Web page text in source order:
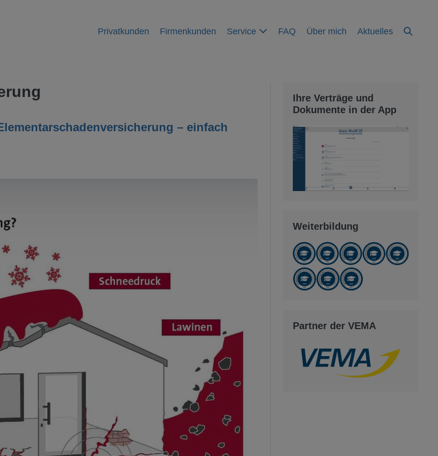
Privatkunden Firmenkunden Service FAQ Über mich Aktuelles
Suche-
– einfach
Ihre Verträge und
Dokumente in der App
Weiterbildung
Partner der VEMA